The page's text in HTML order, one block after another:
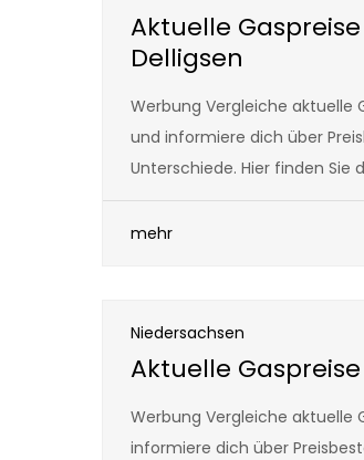
Aktuelle
Delligsen
Werbung Vergleiche aktuelle
und informiere dich über
Unterschiede. Hier finden Sie
mehr
Niedersachsen
Aktuelle
Werbung Vergleiche aktuelle
informiere dich über